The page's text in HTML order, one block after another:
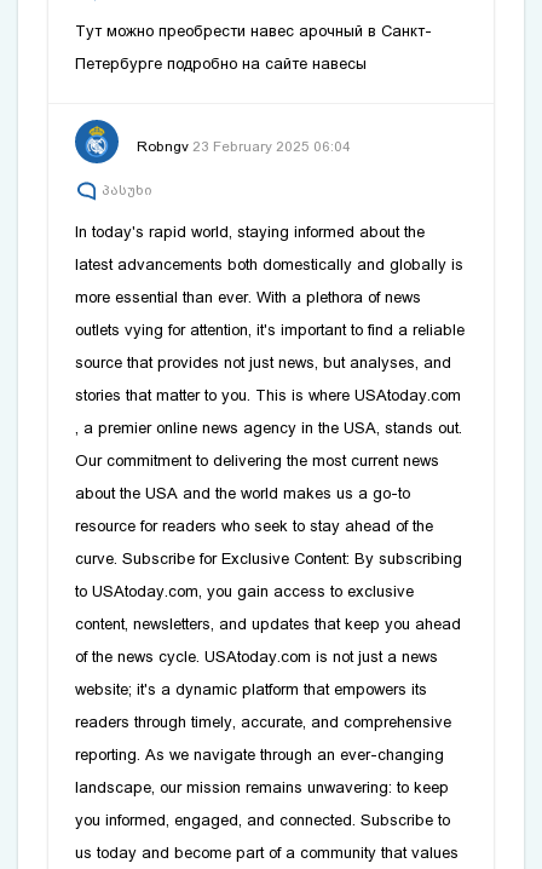
Тут можно преобрести навес арочный в Санкт-
Петербурге подробно на сайтенавесы
Robngv 23 February 2025 06:04
პასუხი
In today's rapid world, staying informed about the
latest advancements both domestically and globally is
more essential than ever. With a plethora of news
outlets vying for attention, it's important to find a reliable
source that provides not just news, but analyses, and
stories that matter to you. This is whereUSAtoday.com
, a premier online news agency in the USA, stands out.
Our commitment to delivering the most current news
about the USA and the world makes us a go-to
resource for readers who seek to stay ahead of the
curve. Subscribe for Exclusive Content: By subscribing
toUSAtoday.com , you gain access to exclusive
content, newsletters, and updates that keep you ahead
of the news cycle.USAtoday.comis not just a news
website; it's a dynamic platform that empowers its
readers through timely, accurate, and comprehensive
reporting. As we navigate through an ever-changing
landscape, our mission remains unwavering: to keep
you informed, engaged, and connected. Subscribe to
us today and become part of a community that values